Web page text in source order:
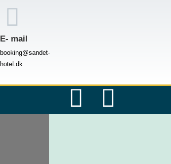
E- mail
booking@sandet-
hotel.dk